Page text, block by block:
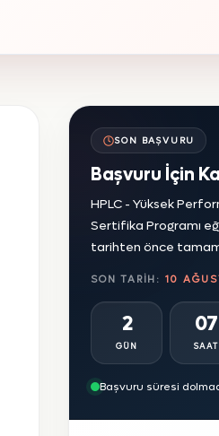
SON BAŞVURU
Başvuru İçin
HPLC - Yüksek
Sertifika Programı
tarihten önce
SON TARIH: 10
2
GÜN
07
SAAT
Başvuru süresi